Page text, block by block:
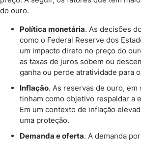
do ouro.
Política monetária. As decisões
como o Federal Reserve dos
um impacto direto no preço do
as taxas de juros sobem ou
ganha ou perde atratividade para
Inflação. As reservas de ouro,
tinham como objetivo respaldar a
Em um contexto de inflação
uma proteção.
Demanda e oferta. A demanda